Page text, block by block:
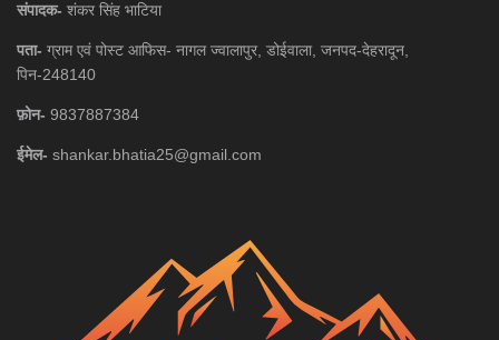
संपादक- शंकर सिंह भाटिया
पता- ग्राम एवं पोस्ट आफिस- नागल ज्वालापुर, डोईवाला, जनपद-देहरादून,
पिन-248140
फ़ोन- 9837887384
ईमेल- shankar.bhatia25@gmail.com